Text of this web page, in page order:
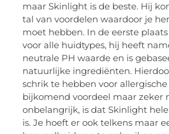
maar Skinlight is de beste. Hij
tal van voordelen waardoor je
moet hebben. In de eerste
voor alle huidtypes, hij heeft
neutrale PH waarde en is
natuurlijke ingrediënten.
schrik te hebben voor allergische
bijkomend voordeel maar zeker
onbelangrijk, is dat Skinlight
is. Je hoeft er ook telkens maar